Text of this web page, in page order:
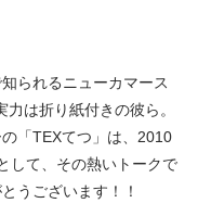
られるニューカマース
は折り紙付きの彼ら。
「TEXてつ」は、2010
して、その熱いトークで
うございます！！